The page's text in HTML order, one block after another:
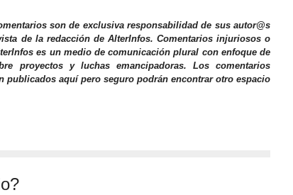
son de exclusiva responsabilidad de sus autor@s
de la redacción de AlterInfos. Comentarios injuriosos o
es un medio de comunicación plural con enfoque de
proyectos y luchas emancipadoras. Los comentarios
publicados aquí pero seguro podrán encontrar otro espacio